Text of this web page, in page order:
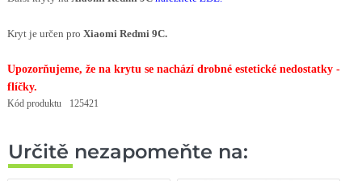
Kryt je určen pro Xiaomi Redmi 9C.
Upozorňujeme, že na krytu se nachází drobné estetické nedostatky -
flíčky.
Kód produktu 125421
Určitě nezapomeňte na: